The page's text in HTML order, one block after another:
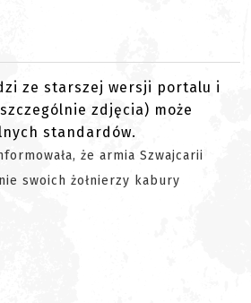
ze starszej wersji portalu i
zdjęcia) może
standardów.
że armia Szwajcarii
swoich żołnierzy kabury